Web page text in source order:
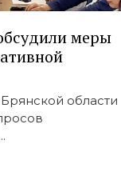
меры
области